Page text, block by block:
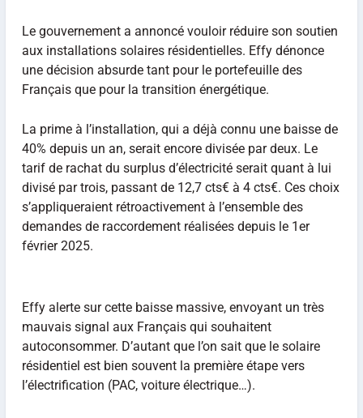
Le gouvernement a annoncé vouloir réduire son soutien
aux installations solaires résidentielles. Effy dénonce
une décision absurde tant pour le portefeuille des
Français que pour la transition énergétique.
La prime à l’installation, qui a déjà connu une baisse de
40% depuis un an, serait encore divisée par deux. Le
tarif de rachat du surplus d’électricité serait quant à lui
divisé par trois, passant de 12,7 cts€ à 4 cts€. Ces choix
s’appliqueraient rétroactivement à l’ensemble des
demandes de raccordement réalisées depuis le 1er
février 2025.
Effy alerte sur cette baisse massive, envoyant un très
mauvais signal aux Français qui souhaitent
autoconsommer. D’autant que l’on sait que le solaire
résidentiel est bien souvent la première étape vers
l’électrification (PAC, voiture électrique…).